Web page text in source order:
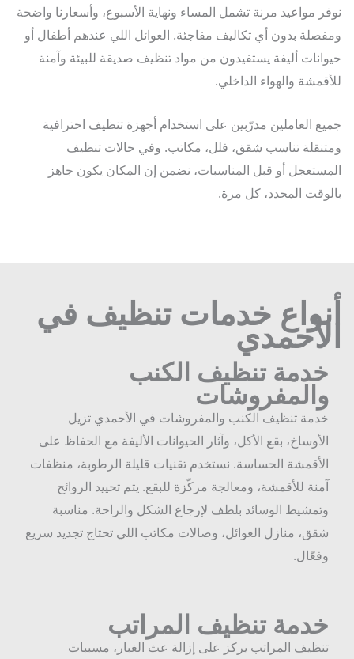
مواعيد مرنة تشمل المساء ونهاية الأسبوع، وأسعارنا واضحة
بدون أي تكاليف مفاجئة. العوائل اللي عندهم أطفال أو
أليفة يستفيدون من مواد تنظيف صديقة للبيئة وآمنة
والهواء الداخلي.
العاملين مدرّبين على استخدام أجهزة تنظيف احترافية
تناسب شقق، فلل، مكاتب. وفي حالات تنظيف
أو قبل المناسبات، نضمن إن المكان يكون جاهز
المحدد، كل مرة.
خدمات تنظيف في
خدمة تنظيف الكنب
والمفروشات
خدمة تنظيف الكنب والمفروشات في الأحمدي تزيل
الأوساخ، بقع الأكل، وآثار الحيوانات الأليفة مع الحفاظ على
الأقمشة الحساسة. نستخدم تقنيات قليلة الرطوبة، منظفات
آمنة للأقمشة، ومعالجة مركّزة للبقع. يتم تحييد الروائح
وتمشيط الوسائد بلطف لإرجاع الشكل والراحة. مناسبة
شقق، منازل العوائل، وصالات مكاتب اللي تحتاج تجديد سريع
وفعّال.
خدمة تنظيف المراتب
تنظيف المراتب يركز على إزالة عث الغبار، مسببات